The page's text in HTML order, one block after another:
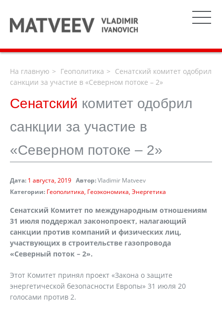
На главную Геополитика
Сенатский комитет одобрил
санкции за участие в «Северном потоке – 2»
Сенатский комитет одобрил
санкции за участие в
«Северном потоке – 2»
Дата: 1 августа, 2019 Автор:Vladimir Matveev
Категории: Геополитика Геоэкономика Энергетика
Сенатский Комитет по международным отношениям
31 июля поддержал законопроект, налагающий
санкции против компаний и физических лиц,
участвующих в строительстве газопровода
«Северный поток – 2».
Этот Комитет принял проект «Закона о защите
энергетической безопасности Европы» 31 июля 20
голосами против 2.